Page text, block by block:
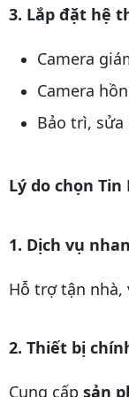
3. Lắp đặt hệ
Camera
Camera
Bảo trì, sửa
Lý do chọn Tin
1. Dịch vụ
Hỗ trợ tận nhà,
2. Thiết bị
Cung cấp sản